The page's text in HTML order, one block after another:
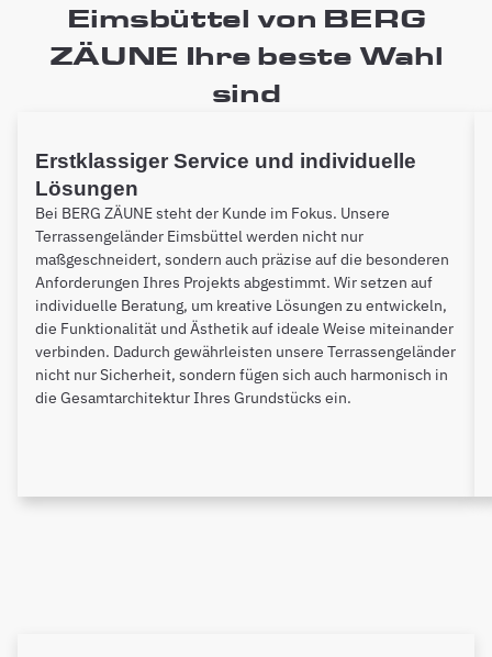
Eimsbüttel von BERG
ZÄUNE Ihre beste Wahl
sind
Erstklassiger Service und individuelle
Lösungen
Bei BERG ZÄUNE steht der Kunde im Fokus. Unsere
Terrassengeländer Eimsbüttel werden nicht nur
maßgeschneidert, sondern auch präzise auf die besonderen
Anforderungen Ihres Projekts abgestimmt. Wir setzen auf
individuelle Beratung, um kreative Lösungen zu entwickeln,
die Funktionalität und Ästhetik auf ideale Weise miteinander
verbinden. Dadurch gewährleisten unsere Terrassengeländer
nicht nur Sicherheit, sondern fügen sich auch harmonisch in
die Gesamtarchitektur Ihres Grundstücks ein.